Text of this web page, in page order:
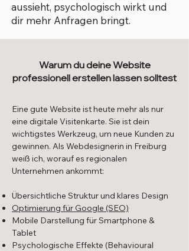
aussieht, psychologisch wirkt und
dir mehr Anfragen bringt.
Warum du deine Website
professionell erstellen lassen solltest
Eine gute Website ist heute mehr als nur
eine digitale Visitenkarte. Sie ist dein
wichtigstes Werkzeug, um neue Kunden zu
gewinnen. Als Webdesignerin in Freiburg
weiß ich, worauf es regionalen
Unternehmen ankommt:
Übersichtliche Struktur und klares Design
Optimierung für Google (SEO)
Mobile Darstellung für Smartphone &
Tablet
Psychologische Effekte (Behavioural